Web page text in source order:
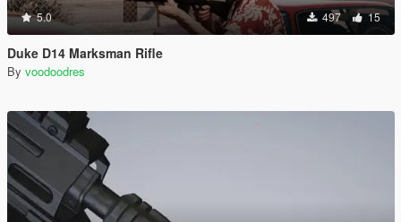
5.0 497 15
Duke D14 Marksman Rifle
By voodoodres